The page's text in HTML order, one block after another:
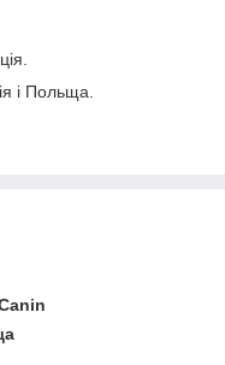
і Польща.